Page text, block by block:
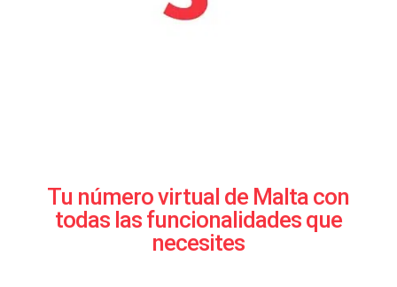
Tu número virtual de Malta con
todas las funcionalidades que
necesites